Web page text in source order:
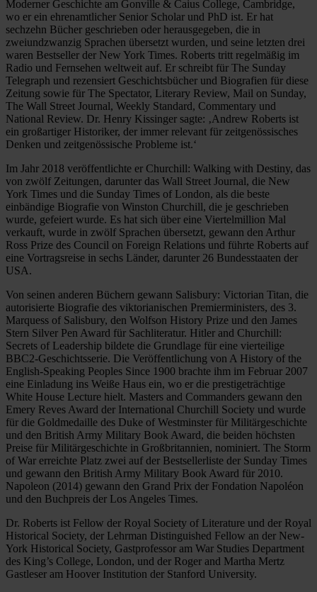
Moderner Geschichte am Gonville & Caius College, Cambridge,
wo er ein ehrenamtlicher Senior Scholar und PhD ist. Er hat
sechzehn Bücher geschrieben oder herausgegeben, die in
zweiundzwanzig Sprachen übersetzt wurden, und seine letzten drei
waren Bestseller der New York Times. Roberts tritt regelmäßig im
Radio und Fernsehen weltweit auf. Er schreibt für The Sunday
Telegraph und rezensiert Geschichtsbücher und Biografien für diese
Zeitung sowie für The Spectator, Literary Review, Mail on Sunday,
The Wall Street Journal, Weekly Standard, Commentary und
National Review. Dr. Henry Kissinger sagte: ‚Andrew Roberts ist
ein großartiger Historiker, der immer relevant für zeitgenössisches
Denken und zeitgenössische Probleme ist.‘
Im Jahr 2018 veröffentlichte er Churchill: Walking with Destiny, das
von zwölf Zeitungen, darunter das Wall Street Journal, die New
York Times und die Sunday Times of London, als die beste
einbändige Biografie von Winston Churchill, die je geschrieben
wurde, gefeiert wurde. Es hat sich über eine Viertelmillion Mal
verkauft, wurde in zwölf Sprachen übersetzt, gewann den Arthur
Ross Prize des Council on Foreign Relations und führte Roberts auf
eine Vortragsreise in sechs Länder, darunter 26 Bundesstaaten der
USA.
Von seinen anderen Büchern gewann Salisbury: Victorian Titan, die
autorisierte Biografie des viktorianischen Premierministers, des 3.
Marquess of Salisbury, den Wolfson History Prize und den James
Stern Silver Pen Award für Sachliteratur. Hitler and Churchill:
Secrets of Leadership bildete die Grundlage für eine vierteilige
BBC2-Geschichtsserie. Die Veröffentlichung von A History of the
English-Speaking Peoples Since 1900 brachte ihm im Februar 2007
eine Einladung ins Weiße Haus ein, wo er die prestigeträchtige
White House Lecture hielt. Masters and Commanders gewann den
Emery Reves Award der International Churchill Society und wurde
für die Goldmedaille des Duke of Westminster für Militärgeschichte
und den British Army Military Book Award, die beiden höchsten
Preise für Militärgeschichte in Großbritannien, nominiert. The Storm
of War erreichte Platz zwei auf der Bestsellerliste der Sunday Times
und gewann den British Army Military Book Award für 2010.
Napoleon (2014) gewann den Grand Prix der Fondation Napoléon
und den Buchpreis der Los Angeles Times.
Dr. Roberts ist Fellow der Royal Society of Literature und der Royal
Historical Society, der Lehrman Distinguished Fellow an der New-
York Historical Society, Gastprofessor am War Studies Department
des King’s College, London, und der Roger and Martha Mertz
Gastleser am Hoover Institution der Stanford University.